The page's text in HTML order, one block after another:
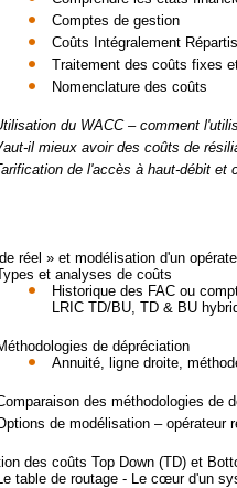
Comptes de gestion
Coûts Intégralement
Traitement des coûts fixes
Nomenclature des coûts
du WACC – comment
il mieux avoir des coûts de
de l'accès à haut-débit et
réel » et modélisation d'un
et analyses de coûts
Historique des FAC ou
LRIC TD/BU, TD & BU
de dépréciation
Annuité, ligne droite,
des méthodologies de
de modélisation – opérateur
des coûts Top Down (TD) et
table de routage - Le cœur d'un